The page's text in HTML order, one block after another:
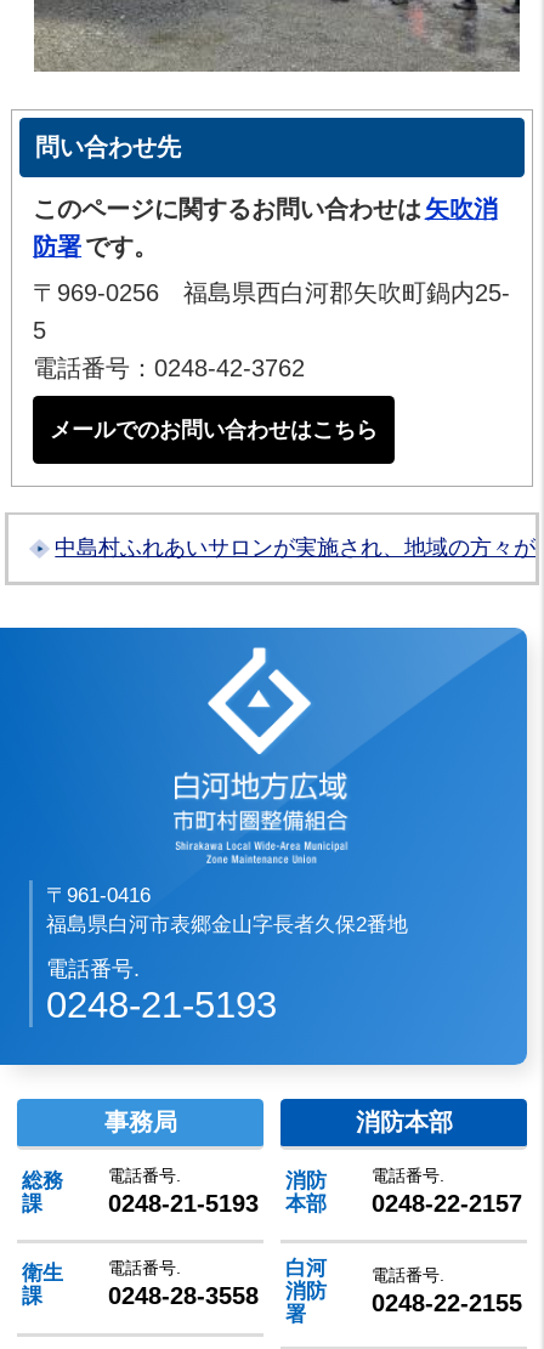
問い合わせ先
このページに関するお問い合わせは 矢吹消
防署です。
〒969-0256 福島県西白河郡矢吹町鍋内25-
5
電話番号：0248-42-3762
メールでのお問い合わせはこちら
中島村ふれあいサロンが実施され、地域の方々
白河地方広域市
〒961-0416
福島県白河市表郷金山字長者久保2番地
電話番号.
0248-21-5193
事務局
総務
課
電話番号.
0248-21-5193
衛生
課
電話番号.
0248-28-3558
消防本部
消防
本部
電話番号.
0248-22-2157
白河
消防
署
電話番号.
0248-22-2155